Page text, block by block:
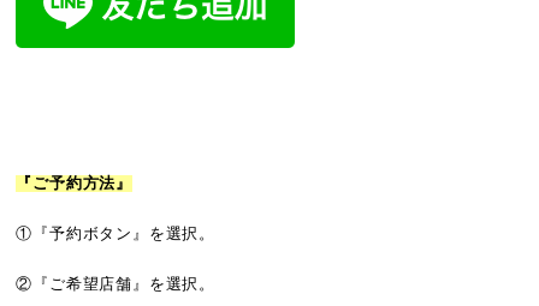
『ご予約方法』
①『予約ボタン』を選択。
②『ご希望店舗』を選択。